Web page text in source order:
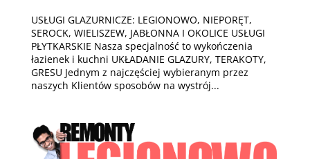
USŁUGI GLAZURNICZE: LEGIONOWO, NIEPORĘT,
SEROCK, WIELISZEW, JABŁONNA I OKOLICE USŁUGI
PŁYTKARSKIE Nasza specjalność to wykończenia
łazienek i kuchni UKŁADANIE GLAZURY, TERAKOTY,
GRESU Jednym z najczęściej wybieranym przez
naszych Klientów sposobów na wystrój...